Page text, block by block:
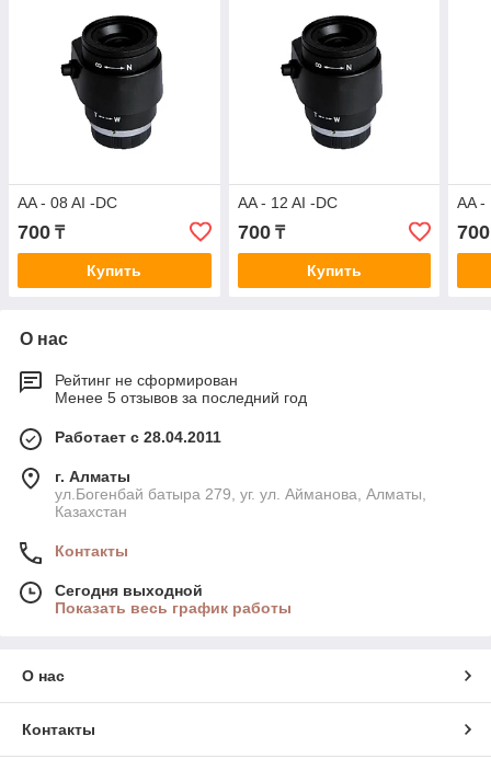
AA - 08 AI -DC
700 ₸
Купить
AA - 12 AI -DC
700₸
Купить
AA -
700
О нас
Рейтинг не сформирован
Менее 5 отзывов за последний год
Работает с 28.04.2011
г. Алматы
ул.Богенбай батыра 279, уг. ул. Айманова, Алматы,
Казахстан
Контакты
Сегодня выходной
Показать весь график работы
О нас
Контакты